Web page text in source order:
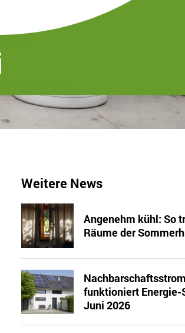
Weitere News
Angenehm kühl: So
Räume der
funktioniert Energie-
Juni 2026